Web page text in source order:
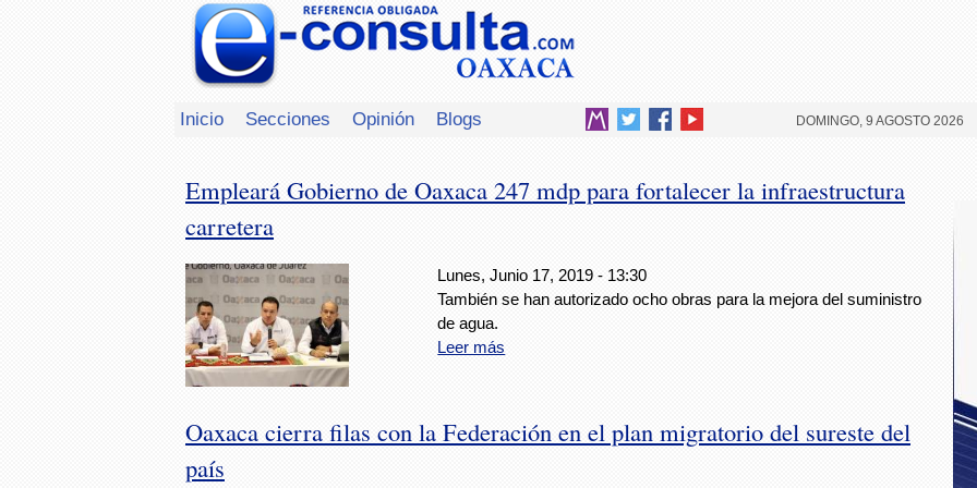
Inicio Secciones Opinión Blogs DOMINGO, 9 AGOSTO 2026
Empleará Gobierno de Oaxaca 247 mdp para fortalecer la infraestructura
carretera
Lunes, Junio 17, 2019 - 13:30
También se han autorizado ocho obras para la mejora del suministro
de agua.
Leer más
Oaxaca cierra filas con la Federación en el plan migratorio del sureste del
país